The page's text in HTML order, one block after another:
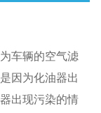
车辆的空气滤
因为化油器出
出现污染的情